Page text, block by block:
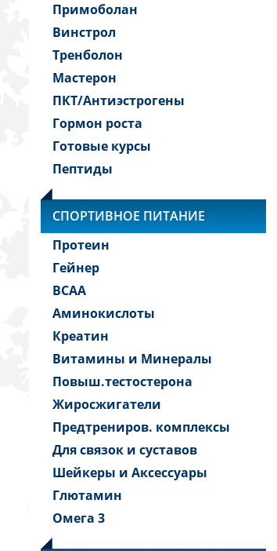
Примоболан
Винстрол
Тренболон
Мастерон
ПКТ/Антиэстрогены
Гормон роста
Готовые курсы
Пептиды
СПОРТИВНОЕ ПИТАНИЕ
Протеин
Гейнер
BCAA
Аминокислоты
Креатин
Витамины и Минералы
Повыш.тестостерона
Жиросжигатели
Предтрениров. комплексы
Для связок и суставов
Шейкеры и Аксессуары
Глютамин
Омега 3